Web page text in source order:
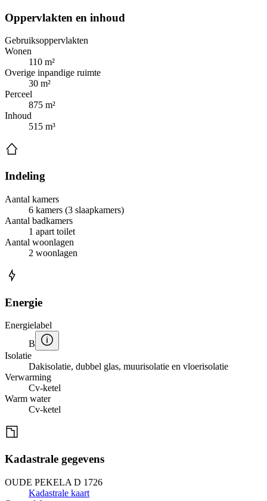
Oppervlakten en inhoud
Gebruiksoppervlakten
Wonen
110 m²
Overige inpandige ruimte
30 m²
Perceel
875 m²
Inhoud
515 m³
Indeling
Aantal kamers
6 kamers (3 slaapkamers)
Aantal badkamers
1 apart toilet
Aantal woonlagen
2 woonlagen
Energie
Energielabel
B
Isolatie
Dakisolatie, dubbel glas, muurisolatie en vloerisolatie
Verwarming
Cv-ketel
Warm water
Cv-ketel
Kadastrale gegevens
OUDE PEKELA D 1726
Kadastrale kaart